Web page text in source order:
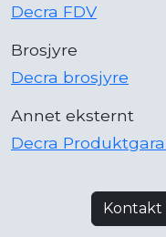
Decra FDV
Brosjyre
Decra brosjyre
Annet eksternt
Decra
Kontakt